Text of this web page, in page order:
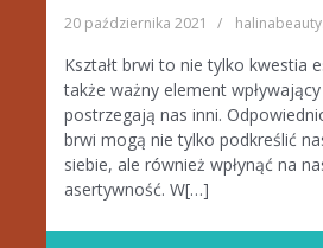
20 października 2021
Kształt brwi to nie tylko kwestia
także ważny element
postrzegają nas inni.
brwi mogą nie tylko podkreślić
siebie, ale również wpłynąć na
asertywność. W[…]